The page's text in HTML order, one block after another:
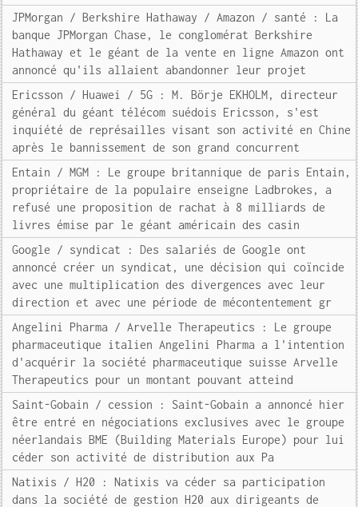
JPMorgan / Berkshire Hathaway / Amazon / santé : La
banque JPMorgan Chase, le conglomérat Berkshire
Hathaway et le géant de la vente en ligne Amazon ont
annoncé qu'ils allaient abandonner leur projet
Ericsson / Huawei / 5G : M. Börje EKHOLM, directeur
général du géant télécom suédois Ericsson, s'est
inquiété de représailles visant son activité en Chine
après le bannissement de son grand concurrent
Entain / MGM : Le groupe britannique de paris Entain,
propriétaire de la populaire enseigne Ladbrokes, a
refusé une proposition de rachat à 8 milliards de
livres émise par le géant américain des casin
Google / syndicat : Des salariés de Google ont
annoncé créer un syndicat, une décision qui coïncide
avec une multiplication des divergences avec leur
direction et avec une période de mécontentement gr
Angelini Pharma / Arvelle Therapeutics : Le groupe
pharmaceutique italien Angelini Pharma a l'intention
d'acquérir la société pharmaceutique suisse Arvelle
Therapeutics pour un montant pouvant atteind
Saint-Gobain / cession : Saint-Gobain a annoncé hier
être entré en négociations exclusives avec le groupe
néerlandais BME (Building Materials Europe) pour lui
céder son activité de distribution aux Pa
Natixis / H20 : Natixis va céder sa participation
dans la société de gestion H20 aux dirigeants de